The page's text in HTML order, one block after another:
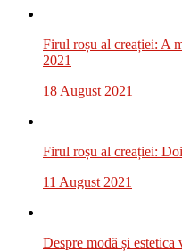
Firul roșu al creației: A
2021
18 August 2021
Firul roșu al creației:
11 August 2021
Despre modă și estetica